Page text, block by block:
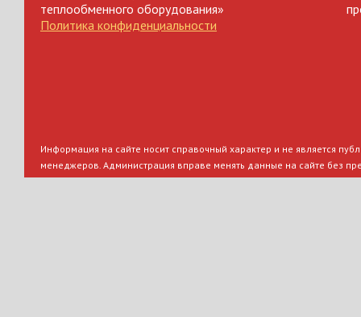
теплообменного оборудования»
Политика конфиденциальности
Информация на сайте носит справочный характер и не является
менеджеров. Администрация вправе менять данные на сайте без